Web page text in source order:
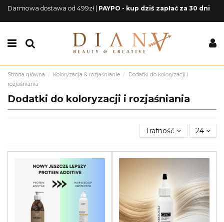
Darmowa dostawa od 499zł | PAYPO - kup dziś zapłać za 30 dni
Strona główna Koloryzacja & rozjaśnianie
Dodatki do koloryzacji i
rozjaśniania
Dodatki do koloryzacji i rozjaśniania
Trafność 24